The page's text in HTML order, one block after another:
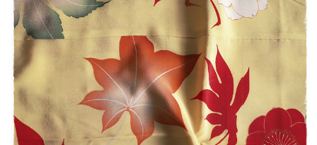
2020/04/26
留守家庭で働く友人に贈りました。現在マスクは高騰の中、手作りでお
揃いのケースまでつけての販売は、この価格で購入出来る事を感謝して
おります。 とても可愛い色でマスクを付けて子ども達の前で元気になっ
て欲しいです。 製作者の方へ 可愛い作品をありがとうございました。
ご自身もご自愛下さいませ。
この度はご購入ありがとうございました！ レビューも大変